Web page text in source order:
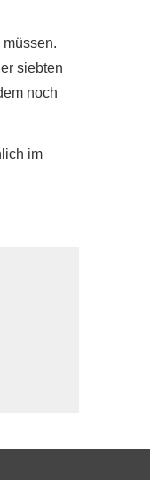
siebten
noch
im